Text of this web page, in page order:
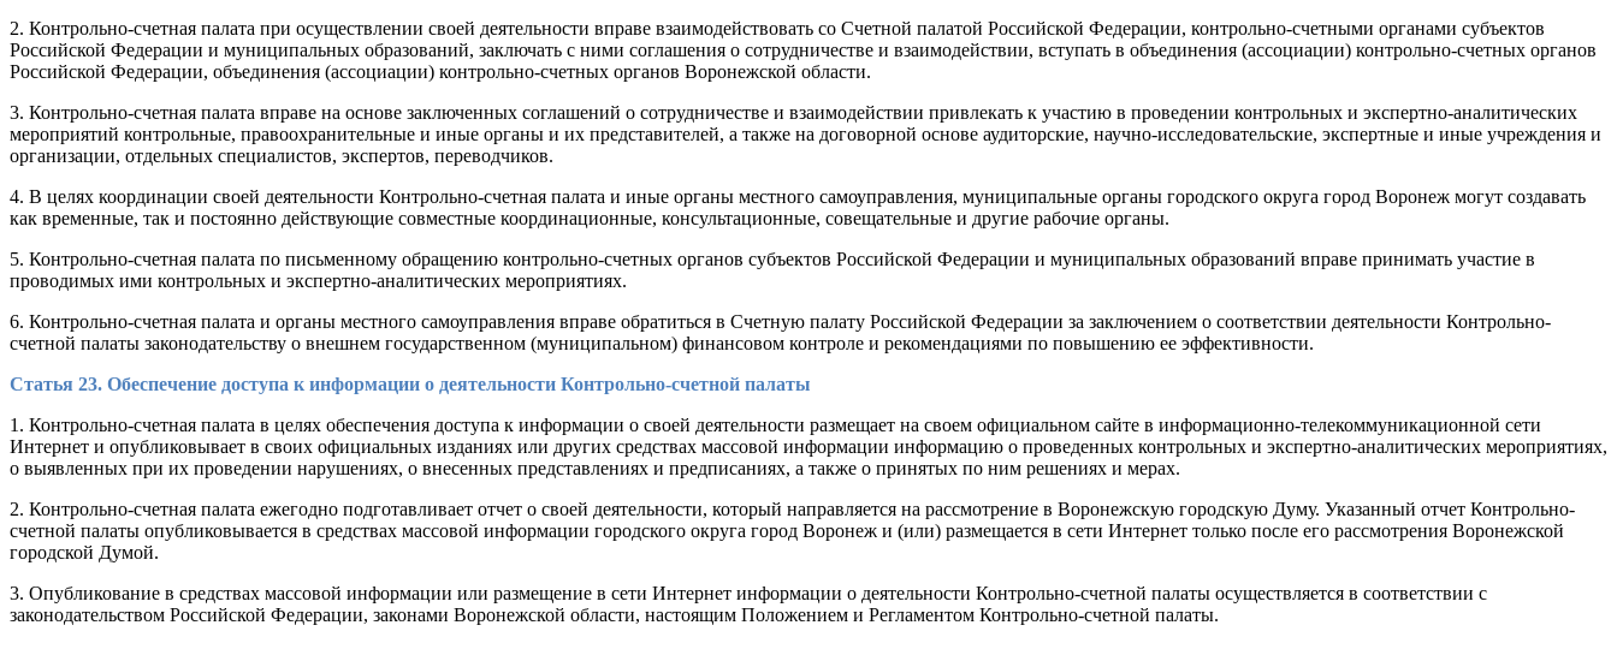
2. Контрольно-счетная палата при осуществлении своей деятельности вправе взаимодействовать со Счетной палатой Российской Федерации, контрольно-счетными органами субъектов
Российской Федерации и муниципальных образований, заключать с ними соглашения о сотрудничестве и взаимодействии, вступать в объединения (ассоциации) контрольно-счетных органов
Российской Федерации, объединения (ассоциации) контрольно-счетных органов Воронежской области.
3. Контрольно-счетная палата вправе на основе заключенных соглашений о сотрудничестве и взаимодействии привлекать к участию в проведении контрольных и экспертно-аналитических
мероприятий контрольные, правоохранительные и иные органы и их представителей, а также на договорной основе аудиторские, научно-исследовательские, экспертные и иные учреждения и
организации, отдельных специалистов, экспертов, переводчиков.
4. В целях координации своей деятельности Контрольно-счетная палата и иные органы местного самоуправления, муниципальные органы городского округа город Воронеж могут создавать
как временные, так и постоянно действующие совместные координационные, консультационные, совещательные и другие рабочие органы.
5. Контрольно-счетная палата по письменному обращению контрольно-счетных органов субъектов Российской Федерации и муниципальных образований вправе принимать участие в
проводимых ими контрольных и экспертно-аналитических мероприятиях.
6. Контрольно-счетная палата и органы местного самоуправления вправе обратиться в Счетную палату Российской Федерации за заключением о соответствии деятельности Контрольно-
счетной палаты законодательству о внешнем государственном (муниципальном) финансовом контроле и рекомендациями по повышению ее эффективности.
Статья 23. Обеспечение доступа к информации о деятельности Контрольно-счетной палаты
1. Контрольно-счетная палата в целях обеспечения доступа к информации о своей деятельности размещает на своем официальном сайте в информационно-телекоммуникационной сети
Интернет и опубликовывает в своих официальных изданиях или других средствах массовой информации информацию о проведенных контрольных и экспертно-аналитических мероприятиях,
о выявленных при их проведении нарушениях, о внесенных представлениях и предписаниях, а также о принятых по ним решениях и мерах.
2. Контрольно-счетная палата ежегодно подготавливает отчет о своей деятельности, который направляется на рассмотрение в Воронежскую городскую Думу. Указанный отчет Контрольно-
счетной палаты опубликовывается в средствах массовой информации городского округа город Воронеж и (или) размещается в сети Интернет только после его рассмотрения Воронежской
городской Думой.
3. Опубликование в средствах массовой информации или размещение в сети Интернет информации о деятельности Контрольно-счетной палаты осуществляется в соответствии с
законодательством Российской Федерации, законами Воронежской области, настоящим Положением и Регламентом Контрольно-счетной палаты.